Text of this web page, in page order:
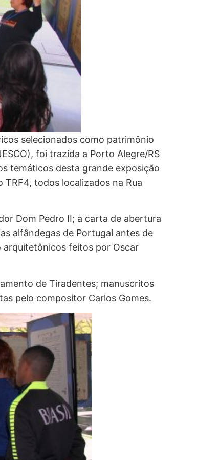
selecionados como patrimônio
foi trazida a Porto Alegre/RS
temáticos desta grande exposição
todos localizados na Rua
Dom Pedro II; a carta de abertura
alfândegas de Portugal antes de
arquitetônicos feitos por Oscar
de Tiradentes; manuscritos
pelo compositor Carlos Gomes.